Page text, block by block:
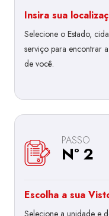
Insira sua
Selecione o Estado,
serviço para encontrar
de você.
PASSO
Nº 2
Escolha a sua